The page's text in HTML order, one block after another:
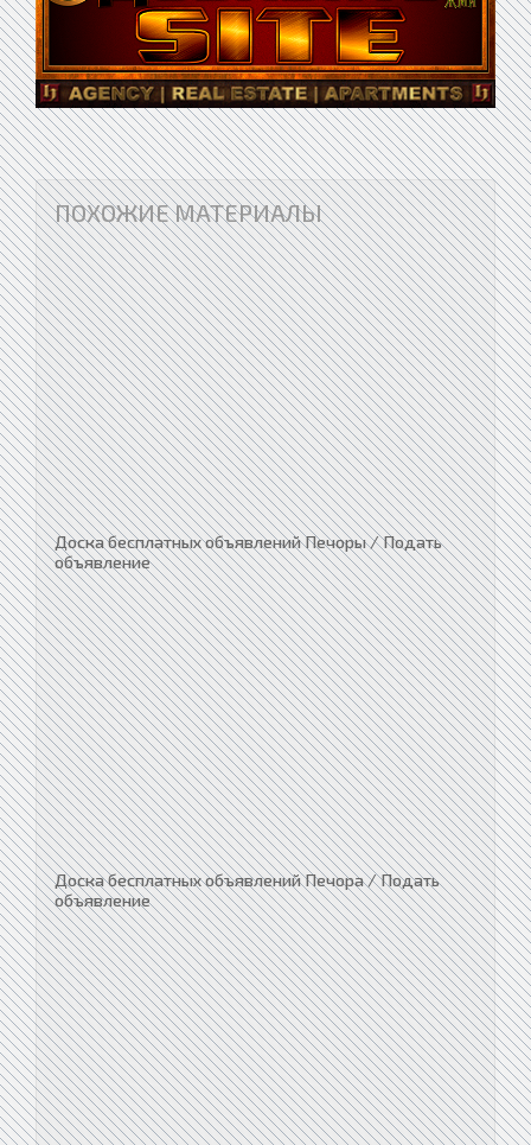
ПОХОЖИЕ МАТЕРИАЛЫ
Доска бесплатных объявлений Печоры / Подать
объявление
Доска бесплатных объявлений Печора / Подать
объявление